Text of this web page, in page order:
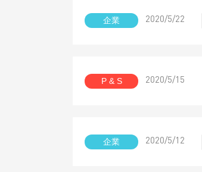
企業 2020/5/22
P & S 2020/5/15
企業 2020/5/12